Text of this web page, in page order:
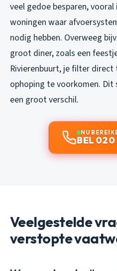
veel gedoe besparen,
woningen waar
nodig hebben. Overweeg
groot diner, zoals een
Rivierenbuurt, je filter
ophoping te voorkomen.
een groot verschil.
NU
BEL
Veelgestelde
verstopte